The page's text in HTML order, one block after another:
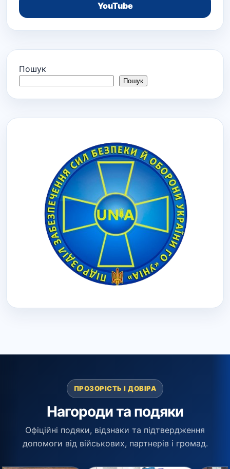
YouTube
Пошук
Пошук
ПРОЗОРІСТЬ І ДОВІРА
Нагороди та подяки
Офіційні подяки, відзнаки та підтвердження
допомоги від військових, партнерів і громад.